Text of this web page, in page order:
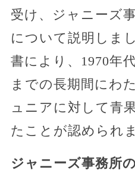
受け、ジャニーズ
について説明しま
書により、1970年
までの長期間にわ
ュニアに対して青
たことが認められ
ジャニーズ事務所